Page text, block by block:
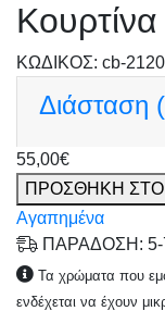
KΩΔΙΚΟΣ: cb-
Διάσταση
55,00€
ΠΡΟΣΘΗΚΗ ΣΤΟ
Αγαπημένα
ΠΑΡΑΔΟΣΗ:
Τα χρώματα που
ενδέχεται να έχουν